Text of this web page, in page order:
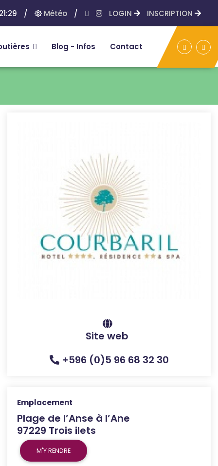
21:29 / Météo / LOGIN INSCRIPTION
Blog - Infos Contact
Site web
+596 (0)5 96 68 32 30
Emplacement
Plage de l’Anse à l’Ane
97229 Trois ilets
M'Y RENDRE